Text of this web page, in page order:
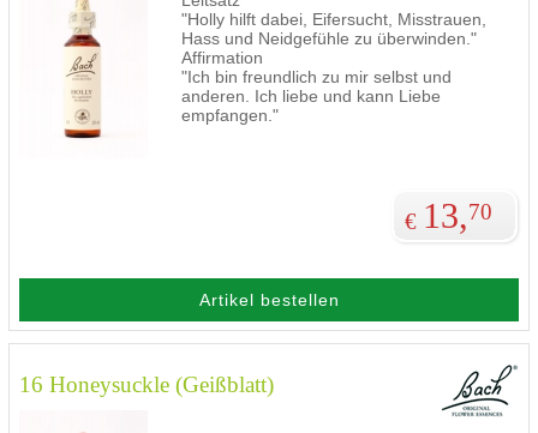
"Holly hilft dabei, Eifersucht, Misstrauen,
Hass und Neidgefühle zu überwinden."
Affirmation
"Ich bin freundlich zu mir selbst und
anderen. Ich liebe und kann Liebe
empfangen."
€ 13,70
Artikel bestellen
16 Honeysuckle (Geißblatt)